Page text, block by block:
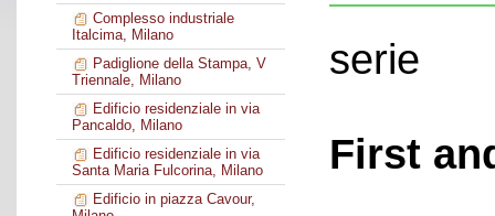
Complesso industriale
Italcima, Milano
Padiglione della Stampa, V
Triennale, Milano
Edificio residenziale in via
Pancaldo, Milano
Edificio residenziale in via
Santa Maria Fulcorina, Milano
Edificio in piazza Cavour,
serie
First